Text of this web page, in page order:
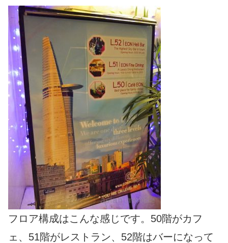
フロア構成はこんな感じです。50階がカフ
ェ、51階がレストラン、52階はバーになって